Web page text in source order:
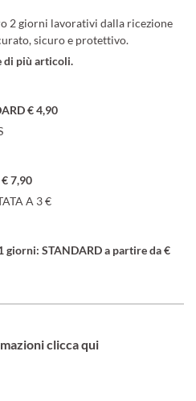
2 giorni lavorativi dalla ricezione
sicuro e protettivo.
di più articoli.
€ 4,90
7,90
A 3 €
giorni: STANDARD a partire da €
clicca qui